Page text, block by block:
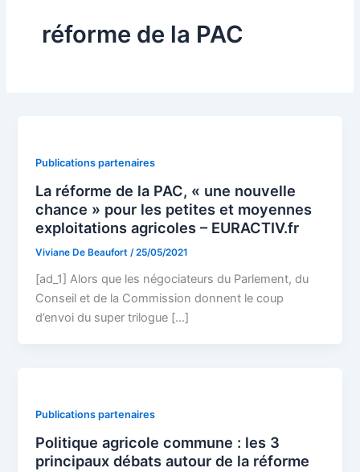
réforme de la PAC
Publications partenaires
La réforme de la PAC, « une nouvelle
chance » pour les petites et moyennes
exploitations agricoles – EURACTIV.fr
Viviane De Beaufort /25/05/2021
[ad_1] Alors que les négociateurs du Parlement, du
Conseil et de la Commission donnent le coup
d’envoi du super trilogue […]
Publications partenaires
Politique agricole commune : les 3
principaux débats autour de la réforme